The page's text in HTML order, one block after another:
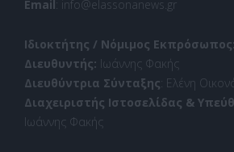
Email: info@elassonanews.gr
Ιδιοκτήτης / Νόμιμος Εκπρόσωπος:
Διευθυντής: Ιωάννης Φακής
Διευθύντρια Σύνταξης: Ελένη
Διαχειριστής Ιστοσελίδας &
Ιωάννης Φακής